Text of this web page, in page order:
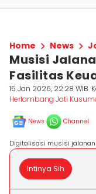
Home News
Musisi
Fasilitas
15 Jan 2026, 22:28 WIB
Herlambang Jati
News Channel
Digitalisasi musisi jalanan
Intinya Sih